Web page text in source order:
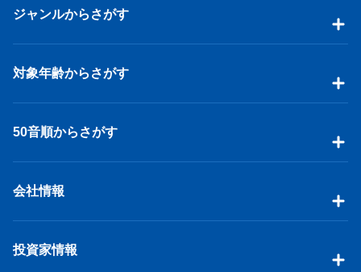
ジャンルからさがす
対象年齢からさがす
50音順からさがす
会社情報
投資家情報